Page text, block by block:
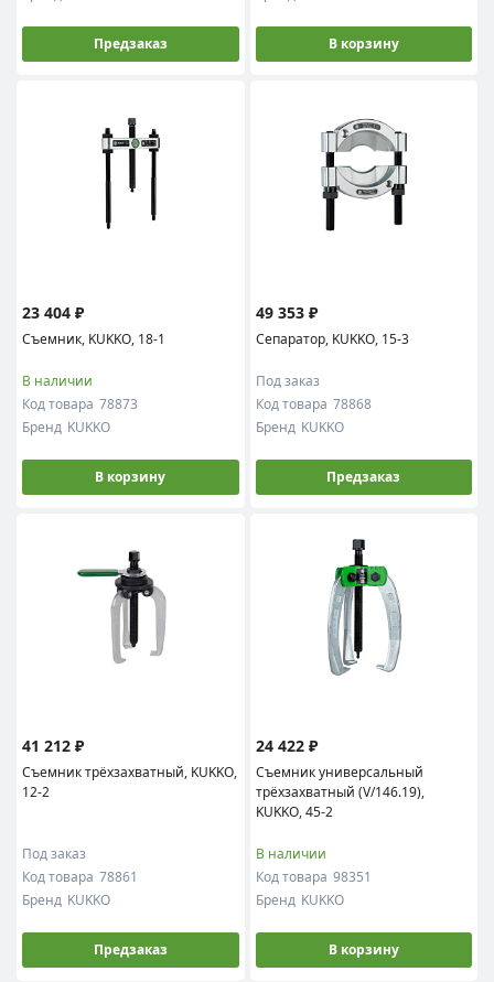
Предзаказ В корзину
23 404 ₽
Съемник, KUKKO, 18-1
В наличии
Код товара 78873
Бренд KUKKO
В корзину
49 353 ₽
Сепаратор, KUKKO, 15-3
Под заказ
Код товара 78868
Бренд KUKKO
Предзаказ
41 212 ₽
Съемник трёхзахватный, KUKKO,
12-2
Под заказ
Код товара 78861
Бренд KUKKO
Предзаказ
24 422 ₽
Съемник универсальный
трёхзахватный (V/146.19),
KUKKO, 45-2
В наличии
Код товара 98351
Бренд KUKKO
В корзину